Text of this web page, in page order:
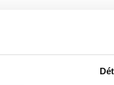
de Nice
(83000). Notre
droit au